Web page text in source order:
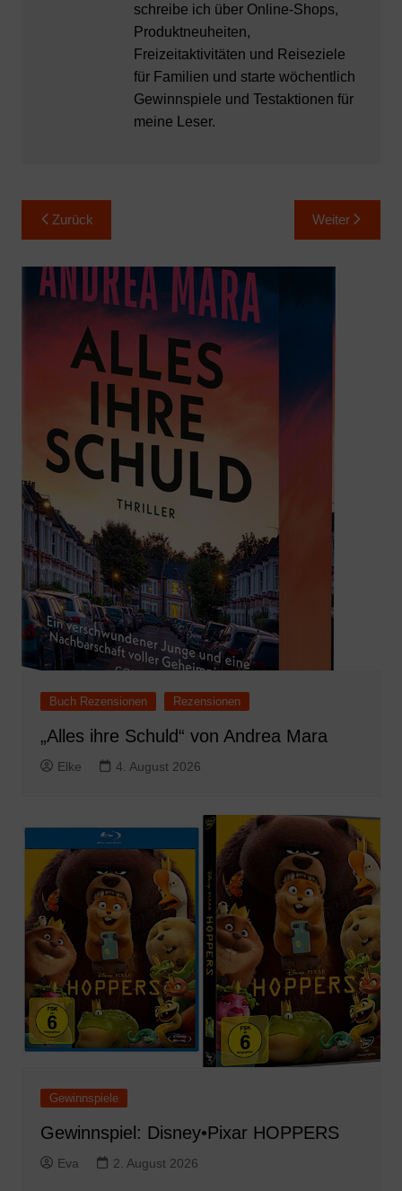
schreibe ich über Online-Shops,
Produktneuheiten,
Freizeitaktivitäten und Reiseziele
für Familien und starte wöchentlich
Gewinnspiele und Testaktionen für
meine Leser.
Beitragsnavigation
Zurück Weiter
Buch Rezensionen Rezensionen
„Alles ihre Schuld“ von Andrea Mara
Elke 4. August 2026
Gewinnspiele
Gewinnspiel: Disney•Pixar HOPPERS
Eva 2. August 2026